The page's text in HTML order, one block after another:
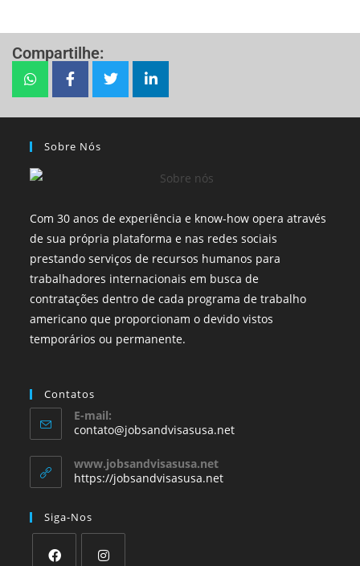
Compartilhe:
Sobre Nós
Com 30 anos de experiência e know-how opera através
de sua própria plataforma e nas redes sociais
prestando serviços de recursos humanos para
trabalhadores internacionais em busca de
contratações dentro de cada programa de trabalho
americano que proporcionam o devido vistos
temporários ou permanente.
Contatos
E-mail:
contato@jobsandvisasusa.net
www.jobsandvisasusa.net
https://jobsandvisasusa.net
Siga-Nos